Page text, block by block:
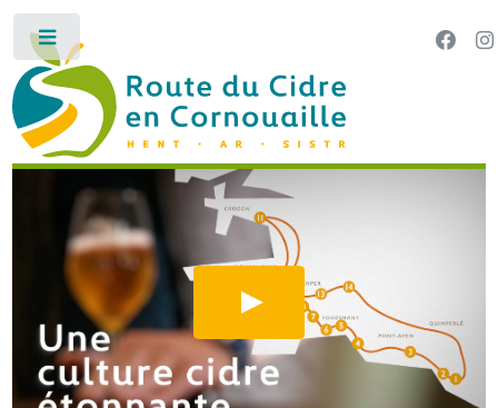
Panneau de gestion des cookies
LA ROUTE DU CIDRE EN CORNOUAILLE HENT AR